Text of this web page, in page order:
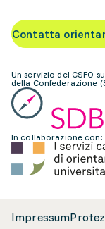
Contatta
Un servizio del CSFO
della Confederazione
In collaborazione con:
Impressum